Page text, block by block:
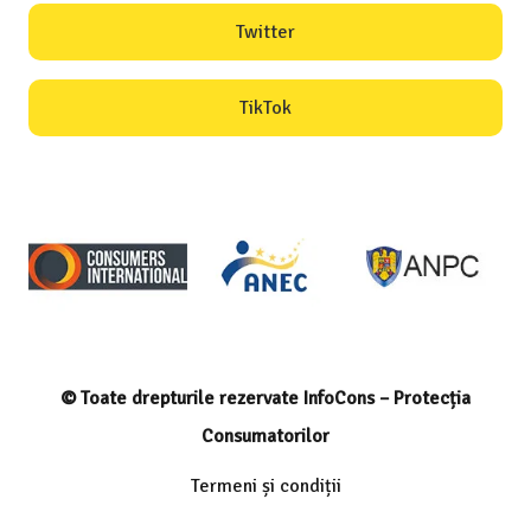
Twitter
TikTok
© Toate drepturile rezervate InfoCons – Protecția
Consumatorilor
Termeni și condiții